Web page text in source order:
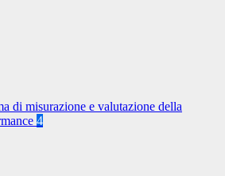
di misurazione e valutazione della
4